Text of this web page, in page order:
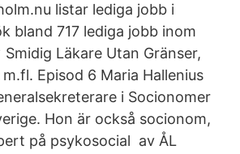
listar lediga jobb i
bland 717 lediga jobb inom
Läkare Utan Gränser,
Episod 6 Maria Hallenius
i Socionomer
Hon är också socionom,
på psykosocial av ÅL